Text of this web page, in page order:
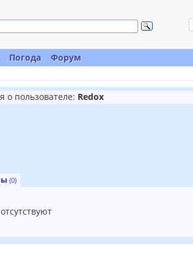
Погода Форум
о пользователе: Redox
(0)
отсутствуют